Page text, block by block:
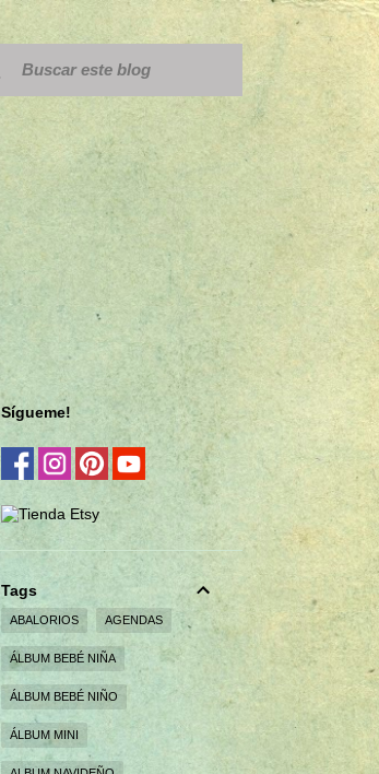
Sígueme!
Tags
ABALORIOS AGENDAS
ÁLBUM BEBÉ NIÑA
ÁLBUM BEBÉ NIÑO
ÁLBUM MINI